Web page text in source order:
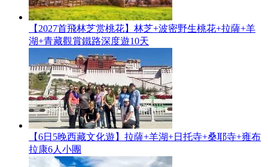
【2027首飛林芝赏桃花】林芝+波密野生桃花+拉薩+羊
湖+青藏觀賞鐵路深度遊10天
【6日5晚西藏文化遊】拉薩+羊湖+日托寺+桑耶寺+雍布
拉康6人小團